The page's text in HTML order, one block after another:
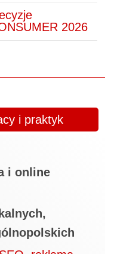
2026
i praktyk
i online